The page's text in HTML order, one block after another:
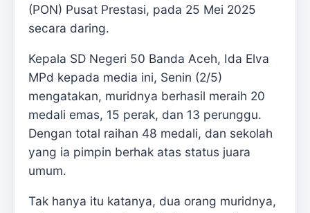
(PON) Pusat Prestasi, pada 25 Mei 2025
secara daring.
Kepala SD Negeri 50 Banda Aceh, Ida Elva
MPd kepada media ini, Senin (2/5)
mengatakan, muridnya berhasil meraih 20
medali emas, 15 perak, dan 13 perunggu.
Dengan total raihan 48 medali, dan sekolah
yang ia pimpin berhak atas status juara
umum.
Tak hanya itu katanya, dua orang muridnya,